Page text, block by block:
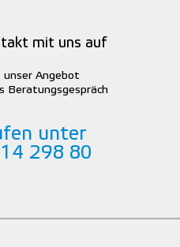
mit uns auf
unser Angebot
Beratungsgespräch
unter
298 80